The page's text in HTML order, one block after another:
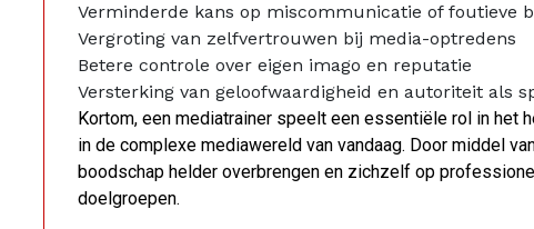
Verminderde kans op miscommunicatie of foutieve
Vergroting van zelfvertrouwen bij media-optredens
Betere controle over eigen imago en reputatie
Versterking van geloofwaardigheid en autoriteit als
Kortom, een mediatrainer speelt een essentiële rol in het
in de complexe mediawereld van vandaag. Door middel
boodschap helder overbrengen en zichzelf op
doelgroepen.